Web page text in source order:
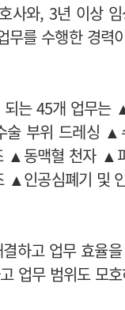
사와, 3년 이상
무를 수행한 경
는 45개 업무
부위 드레싱 ▲
▲동맥혈 천자
인공심폐기 및
하고 업무 효율
업무 범위도 모